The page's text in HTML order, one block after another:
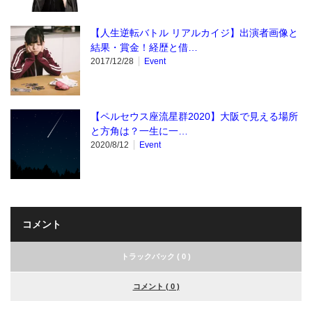
【人生逆転バトル リアルカイジ】出演者画像と
結果・賞金！経歴と借…
2017/12/28 Event
【ペルセウス座流星群2020】大阪で見える場所
と方角は？一生に一…
2020/8/12 Event
コメント
トラックバック ( 0 )
コメント ( 0 )